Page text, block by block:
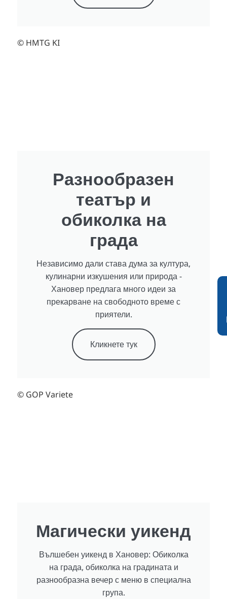
© HMTG KI
Разнообразен
театър и
обиколка на
града
Независимо дали става дума за култура,
кулинарни изкушения или природа -
Хановер предлага много идеи за
прекарване на свободното време с
приятели.
Кликнете тук
© GOP Variete
Магически уикенд
Вълшебен уикенд в Хановер: Обиколка
на града, обиколка на градината и
разнообразна вечер с меню в специална
група.